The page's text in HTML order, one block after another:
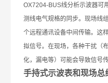
OX7204-BUS线分析示波器可
测线电气规格的同步。现场线
个远程通讯设备中间传输。这
拟信号。在现场，各种干扰（
化，漏电等）可能会导致信号
手持式示波表和现场总